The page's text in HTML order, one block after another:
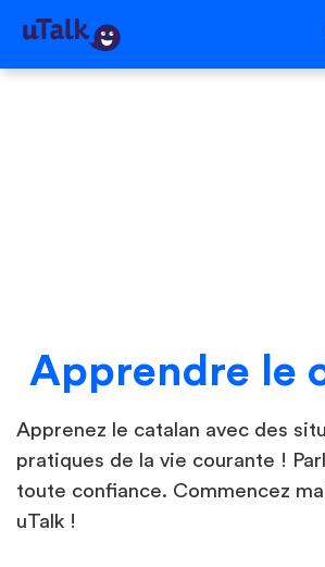
Apprendre le
Apprenez le catalan avec des
pratiques de la vie courante !
toute confiance. Commencez
uTalk !